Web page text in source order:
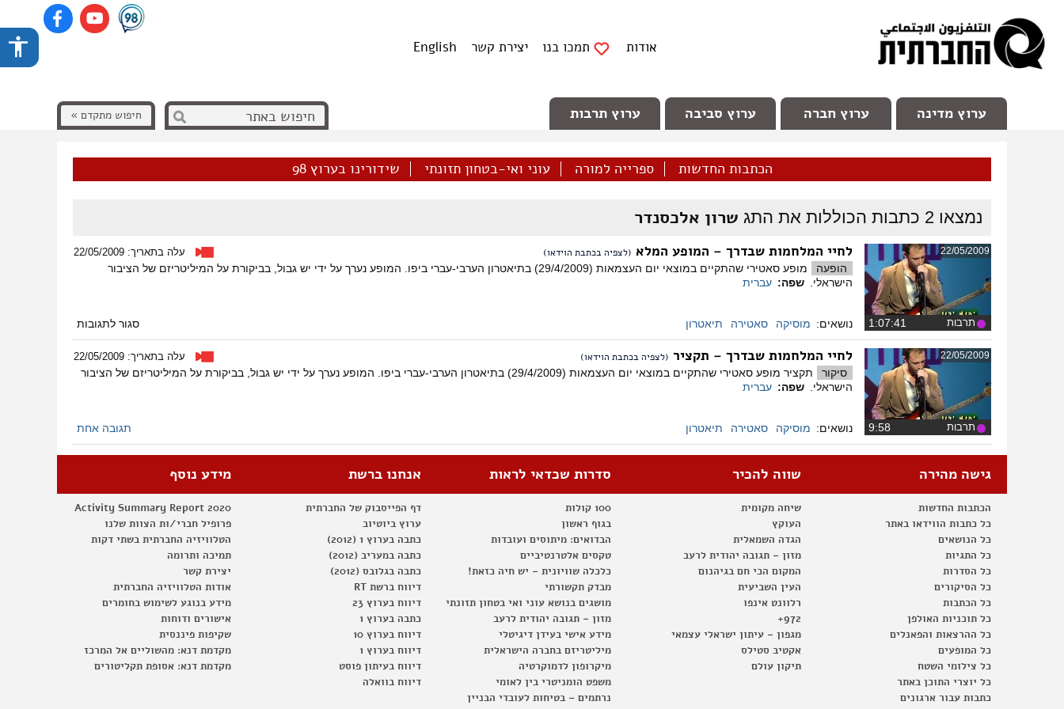
אודות תמכו בנו יצירת קשר English
ערוץ מדינה ערוץ חברה ערוץ סביבה ערוץ תרבות חיפוש מתקדם »
הכתבות החדשות ספרייה למורה עוני ואי-בטחון תזונתי שידורינו בערוץ 98
נמצאו 2 כתבות הכוללות את התג שרון אלכסנדר
22/05/2009
תרבות
לחיי המלחמות שבדרך – המופע המלא (לצפיה בכתבת הוידאו) עלה בתאריך: 22/05/2009
הופעה
מופע סאטירי שהתקיים במוצאי יום העצמאות (29/4/2009) בתיאטרון הערבי-עברי ביפו. המופע נערך על ידי יש גבול, בביקורת על המיליטריזם של הציבור
הישראלי.
שפה: עברית
נושאים: מוסיקה סאטירה תיאטרון סגור לתגובותעל
לחיי
המלחמות
22/05/2009
תרבות
לחיי המלחמות שבדרך – תקציר (לצפיה בכתבת הוידאו) עלה בתאריך: 22/05/2009
סיקור
תקציר מופע סאטירי שהתקיים במוצאי יום העצמאות (29/4/2009) בתיאטרון הערבי-עברי ביפו. המופע נערך על ידי יש גבול, בביקורת על המיליטריזם של הציבור
הישראלי.
שפה: עברית
נושאים: מוסיקה סאטירה תיאטרון תגובה אחת
גישה מהירה
הכתבות החדשות
כל כתבות הווידאו באתר
כל הנושאים
כל התגיות
כל הסדרות
כל הסיקורים
כל הכתבות
כל תוכניות האולפן
כל ההרצאות והפאנלים
כל המופעים
כל צילומי השטח
כל יוצרי התוכן באתר
כתבות עבור ארגונים
שווה להכיר
שיחה מקומית
העוקץ
הגדה השמאלית
מזון – תגובה יהודית לרעב
המקום הכי חם בגיהנום
העין השביעית
רלוונט אינפו
972+
מגפון – עיתון ישראלי עצמאי
אקטיב סטילס
תיקון עולם
סדרות שכדאי לראות
100 קולות
בגוף ראשון
הבדואים: מיתוסים ועובדות
טקסים אלטרנטיביים
כלכלה שוויונית – יש חיה כזאת!
מבדק תקשורתי
מושגים בנושא עוני ואי בטחון תזונתי
מזון – תגובה יהודית לרעב
מידע אישי בעידן דיגיטלי
מיליטריזם בחברה הישראלית
מיקרופון לדמוקרטיה
משפט הומניטרי בין לאומי
נרתמים – בטיחות לעובדי הבניין
אנחנו ברשת
דף הפייסבוק של החברתית
ערוץ ביוטיוב
כתבה בערוץ 1 (2012)
כתבה במעריב (2012)
כתבה בגלובס (2012)
דיווח ברשת RT
דיווח בערוץ 23
כתבה בערוץ 1
דיווח בערוץ 10
דיווח בערוץ 1
דיווח בעיתון פוסט
דיווח בוואלה
מידע נוסף
Activity Summary Report 2020
פרופיל חברי/ות הצוות שלנו
הטלוויזיה החברתית בשתי דקות
תמיכה ותרומה
יצירת קשר
אודות הטלוויזיה החברתית
מידע בנוגע לשימוש בחומרים
אישורים ודוחות
שקיפות פיננסית
מקדמת דנא: מהשוליים אל המרכז
מקדמת דנא: אסופת תקליטורים